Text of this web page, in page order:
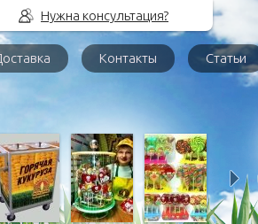
Контакты Статьи
Нужна консультация?